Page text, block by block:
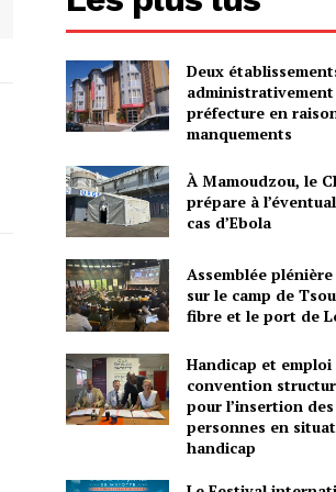
Deux
préfecture en
manquements
À Mamoudzou, le
prépare à
cas d’Ebola
Assemblée
sur le camp de
fibre et le port de
Handicap et emploi
convention
pour l’insertion des
personnes en
handicap